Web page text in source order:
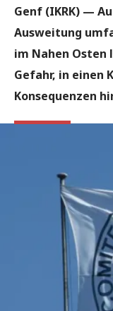
Genf (IKRK) —
Ausweitung
im Nahen Osten
Gefahr, in einen
Konsequenzen